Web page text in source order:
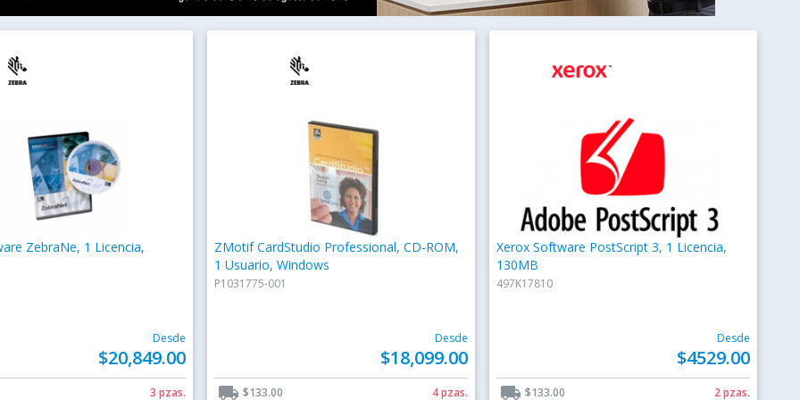
ZebraNe, 1 Licencia,
Desde
$20,849.00
3 pzas.
ZMotif CardStudio Professional, CD-ROM,
1 Usuario, Windows
P1031775-001
Desde
$18,099.00
local_shipping $133.00 4 pzas.
Xerox Software PostScript 3, 1 Licencia,
130MB
497K17810
Desde
$4529.00
local_shipping $133.00 2 pzas.